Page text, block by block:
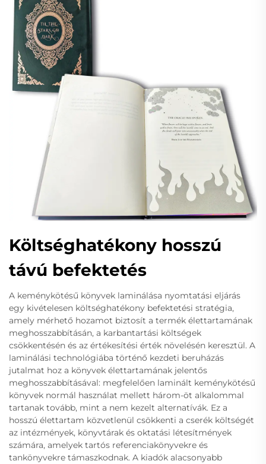
Költséghatékony hosszú
távú befektetés
A keménykötésű könyvek laminálása nyomtatási eljárás
egy kivételesen költséghatékony befektetési stratégia,
amely mérhető hozamot biztosít a termék élettartamának
meghosszabbításán, a karbantartási költségek
csökkentésén és az értékesítési érték növelésén keresztül. A
laminálási technológiába történő kezdeti beruházás
jutalmat hoz a könyvek élettartamának jelentős
meghosszabbításával: megfelelően laminált keménykötésű
könyvek normál használat mellett három-öt alkalommal
tartanak tovább, mint a nem kezelt alternatívák. Ez a
hosszú élettartam közvetlenül csökkenti a cserék költségét
az intézmények, könyvtárak és oktatási létesítmények
számára, amelyek tartós referenciakönyvekre és
tankönyvekre támaszkodnak. A kiadók alacsonyabb